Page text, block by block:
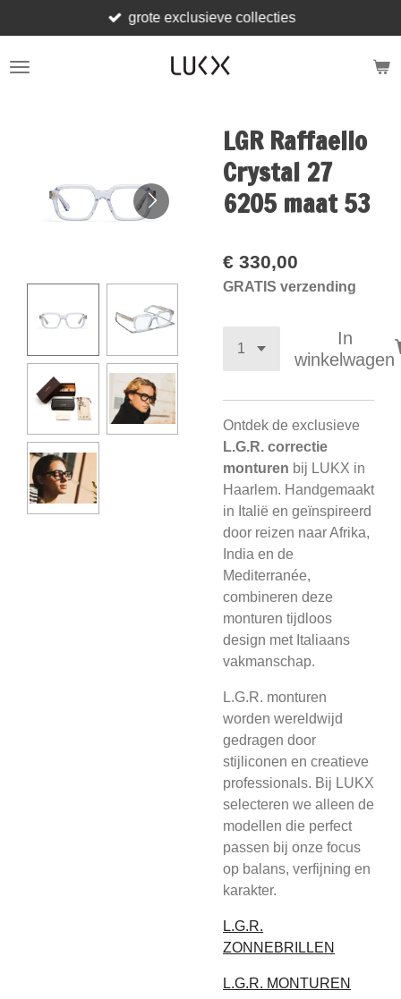
direct
naar
grote exclusieve collecties
LGR Raffaello
Crystal 27
6205 maat 53
€ 330,00
GRATIS verzending
In
winkelwagen
Ontdek de exclusieve
L.G.R. correctie
monturen bij LUKX in
Haarlem. Handgemaakt
in Italië en geïnspireerd
door reizen naar Afrika,
India en de
Mediterranée,
combineren deze
monturen tijdloos
design met Italiaans
vakmanschap.
L.G.R. monturen
worden wereldwijd
gedragen door
stijliconen en creatieve
professionals. Bij LUKX
selecteren we alleen de
modellen die perfect
passen bij onze focus
op balans, verfijning en
karakter.
L.G.R.
ZONNEBRILLEN
L.G.R. MONTUREN